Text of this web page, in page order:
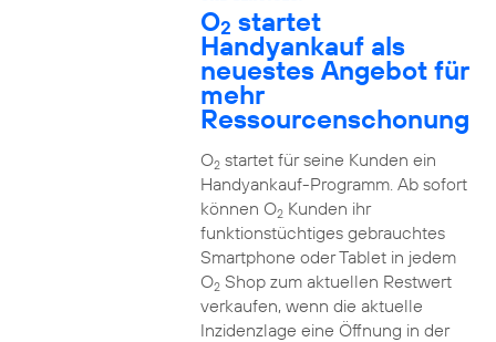
O2 startet
Handyankauf als
neuestes Angebot für
mehr
Ressourcenschonung
O2startet für seine Kunden ein
Handyankauf-Programm. Ab sofort
können O2Kunden ihr
funktionstüchtiges gebrauchtes
Smartphone oder Tablet in jedem
O2Shop zum aktuellen Restwert
verkaufen, wenn die aktuelle
Inzidenzlage eine Öffnung in der